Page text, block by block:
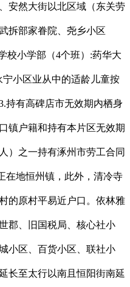
安然大街以北区域（东关劳
拆部家眷院、尧乡小区
校小学部（4个班）:药华大
宁小区业从中的适龄儿童按
持有高碑店市无效期内栖身
镇户籍和持有本片区无效期
）之一持有涿州市劳工合同
在地恒州镇，此外，清冷寺
的原村平易近户口。依林雅
郡、旧国税局、核心社小
小区、百货小区、联社小
长至太行以南且恒阳街南延